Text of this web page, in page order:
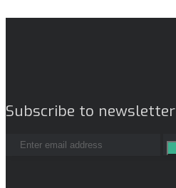
Subscribe to newsletter